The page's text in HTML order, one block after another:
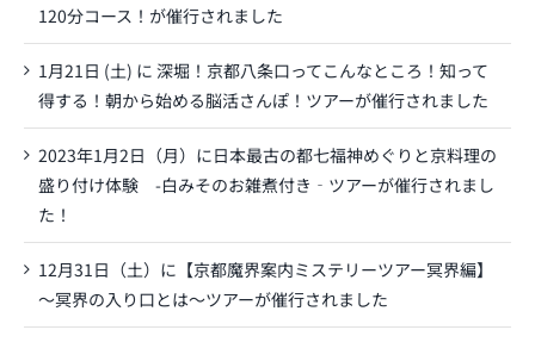
120分コース！が催行されました
1月21日 (土) に 深堀！京都八条口ってこんなところ！知って
得する！朝から始める脳活さんぽ！ツアーが催行されました
2023年1月2日（月）に日本最古の都七福神めぐりと京料理の
盛り付け体験 -白みそのお雑煮付き‐ツアーが催行されまし
た！
12月31日（土）に【京都魔界案内ミステリーツアー冥界編】
～冥界の入り口とは～ツアーが催行されました